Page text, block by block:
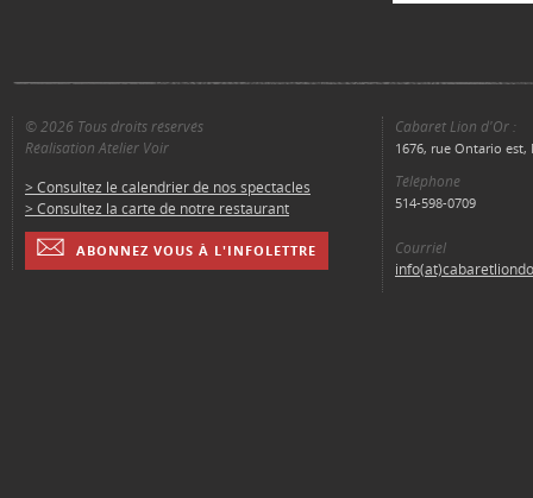
© 2026 Tous droits réservés
Réalisation Atelier Voir
> Consultez le calendrier de nos spectacles
> Consultez la carte de notre restaurant
ABONNEZ VOUS À L'INFOLETTRE
Cabaret Lion d'Or :
1676, rue Ontario est,
Téléphone
514-598-0709
Courriel